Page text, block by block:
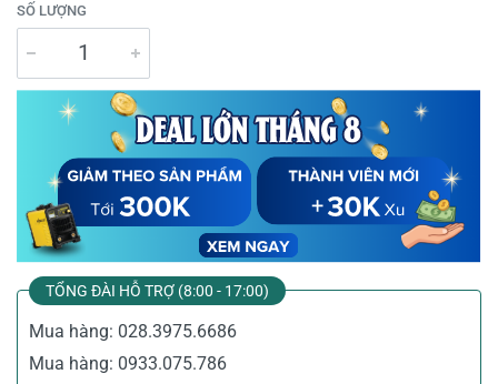
SỐ LƯỢNG
TỔNG ĐÀI HỖ TRỢ (8:00 - 17:00)
Mua hàng: 028.3975.6686
Mua hàng: 0933.075.786